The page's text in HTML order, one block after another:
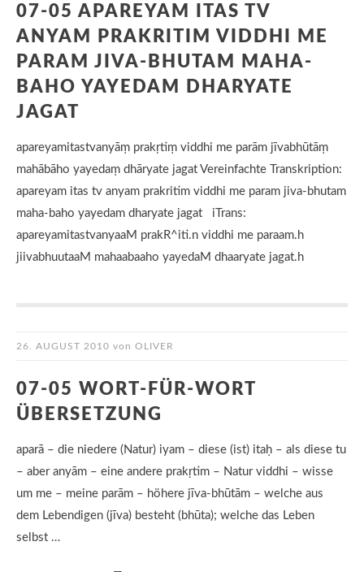
07-05 APAREYAM ITAS TV
ANYAM PRAKRITIM VIDDHI ME
PARAM JIVA-BHUTAM MAHA-
BAHO YAYEDAM DHARYATE
JAGAT
apareyamitastvanyāṃ prakṛtiṃ viddhi me parām jīvabhūtāṃ
mahābāho yayedaṃ dhāryate jagat Vereinfachte Transkription:
apareyam itas tv anyam prakritim viddhi me param jiva-bhutam
maha-baho yayedam dharyate jagat iTrans:
apareyamitastvanyaaM prakR^iti.n viddhi me paraam.h
jiivabhuutaaM mahaabaaho yayedaM dhaaryate jagat.h
26. AUGUST 2010 von OLIVER
07-05 WORT-FÜR-WORT
ÜBERSETZUNG
aparā – die niedere (Natur) iyam – diese (ist) itaḥ – als diese tu
– aber anyām – eine andere prakṛtim – Natur viddhi – wisse
um me – meine parām – höhere jīva-bhūtām – welche aus
dem Lebendigen (jīva) besteht (bhūta); welche das Leben
selbst …